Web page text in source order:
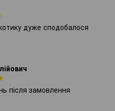
дуже сподобалося
після замовлення